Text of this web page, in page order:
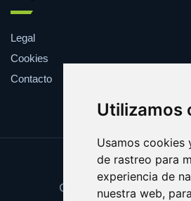
Utilizamos
Usamos cookies
de rastreo para
experiencia de
nuestra web,
Legal
Cookies
Contacto
Update cookies
Copyright © 2025